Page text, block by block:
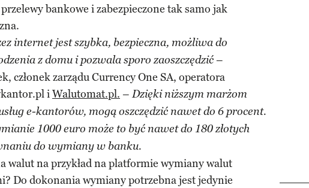
bankowe i zabezpieczone tak samo jak
internet jest szybka, bezpieczna, możliwa do
z domu i pozwala sporo zaoszczędzić–
członek zarządu Currency One SA, operatora
iWalutomat.pl. –Dzięki niższym marżom
e-kantorów, mogą oszczędzić nawet do 6 procent.
1000 euro może to być nawet do 180 złotych
do wymiany w banku.
walut na przykład na platformie wymiany walut
Do dokonania wymiany potrzebna jest jedynie